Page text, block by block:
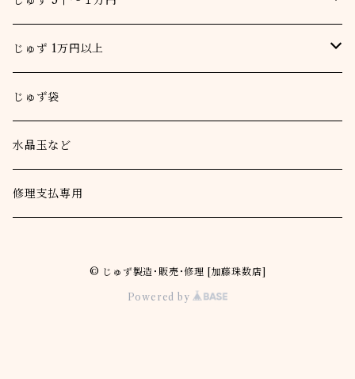
女
一重念珠
二重念珠
男
女
一重念珠
二重念珠
じゅず 1万円以上
男
女
一重念珠
本連
じゅず袋
水晶玉など
修理支払専用
© じゅず製造･販売･修理 [加藤珠数店]
Powered by